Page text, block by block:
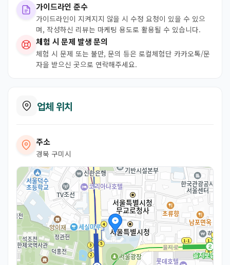
가이드라인 준수
가이드라인이 지켜지지 않을 시 수정 요청이 있을 수 있으
며, 작성하신 리뷰는 마케팅 용도로 활용될 수 있습니다.
체험 시 문제 발생 문의
체험 시 문제 또는 불만, 문의 등은 로컬체험단 카카오톡/문
자을 받으신 곳으로 연락해주세요.
업체 위치
주소
경북 구미시